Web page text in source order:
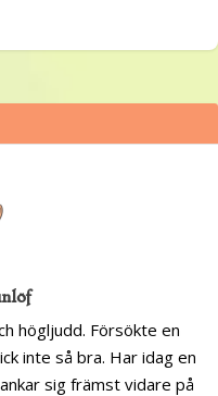
högljudd. Försökte en
inte så bra. Har idag en
sig främst vidare på